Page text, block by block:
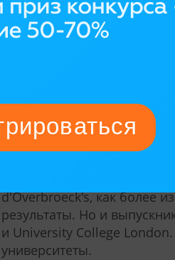
Школьники живут в
либо на расстоянии
можно выбрать
Какая из школ дает
сильный
выпускники?
Все три школы дают
необходимы для
d'Overbroeck's, как более
результаты. Но и
и University College
университеты.